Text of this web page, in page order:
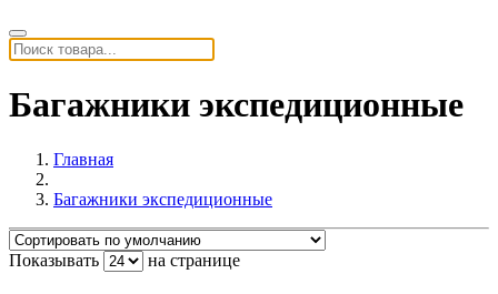
Багажники экспедиционные
Главная
Багажники экспедиционные
Показывать на странице